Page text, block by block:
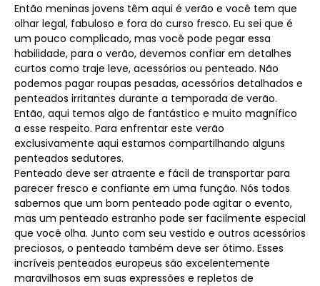
Então meninas jovens têm aqui é verão e você tem que
olhar legal, fabuloso e fora do curso fresco. Eu sei que é
um pouco complicado, mas você pode pegar essa
habilidade, para o verão, devemos confiar em detalhes
curtos como traje leve, acessórios ou penteado. Não
podemos pagar roupas pesadas, acessórios detalhados e
penteados irritantes durante a temporada de verão.
Então, aqui temos algo de fantástico e muito magnífico
a esse respeito. Para enfrentar este verão
exclusivamente aqui estamos compartilhando alguns
penteados sedutores.
Penteado deve ser atraente e fácil de transportar para
parecer fresco e confiante em uma função. Nós todos
sabemos que um bom penteado pode agitar o evento,
mas um penteado estranho pode ser facilmente especial
que você olha. Junto com seu vestido e outros acessórios
preciosos, o penteado também deve ser ótimo. Esses
incríveis penteados europeus são excelentemente
maravilhosos em suas expressões e repletos de